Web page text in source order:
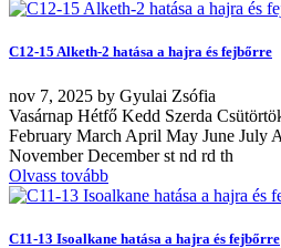
C12-15 Alketh-2 hatása a hajra és fejbőrre
nov 7, 2025 by Gyulai Zsófia
Vasárnap Hétfő Kedd Szerda
February March April May June July
November December st nd rd th
Olvass tovább
C11-13 Isoalkane hatása a hajra és fejbőrre